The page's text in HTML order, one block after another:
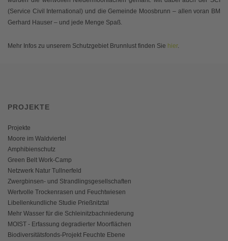
(Service Civil International) und die Gemeinde Moosbrunn – allen voran BM
Gerhard Hauser – und jede Menge Spaß.
Mehr Infos zu unserem Schutzgebiet Brunnlust finden Sie hier.
PROJEKTE
Projekte
Moore im Waldviertel
Amphibienschutz
Green Belt Work-Camp
Netzwerk Natur Tullnerfeld
Zwergbinsen- und Strandlingsgesellschaften
Wertvolle Trockenrasen und Feuchtwiesen
Libellenkundliche Studie Prießnitztal
Mehr Wasser für die Schleinitzbachniederung
MOIST - Erfassung degradierter Moorflächen
Biodiversitätsfonds-Projekt Feuchte Ebene